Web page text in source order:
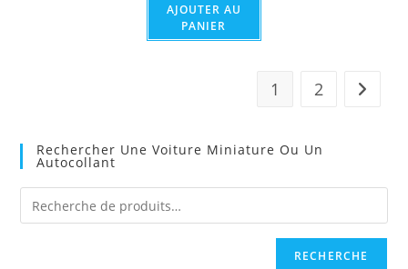
AJOUTER AU
PANIER
1 2
Rechercher Une Voiture Miniature Ou Un
Autocollant
RECHERCHE